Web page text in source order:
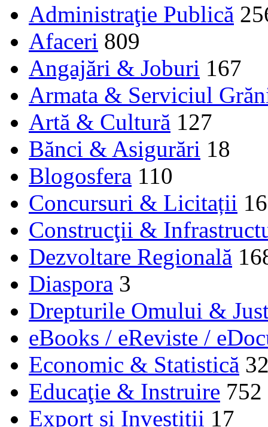
Administraţie Publică
Afaceri 809
Angajări & Joburi 167
Armata & Serviciul
Artă & Cultură 127
Bănci & Asigurări 18
Blogosfera 110
Concursuri & Licitații 16
Construcţii &
Dezvoltare Regională
Diaspora 3
Drepturile Omului &
eBooks / eReviste /
Economic & Statistică
Educaţie & Instruire 752
Export și Investiții 17